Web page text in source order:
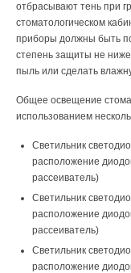
отбрасывают тень при
стоматологическом
приборы должны быть
степень защиты не
пыль или сделать
Общее освещение
использованием
Светильник
расположение
рассеиватель)
Светильник
расположение
рассеиватель)
Светильник
расположение